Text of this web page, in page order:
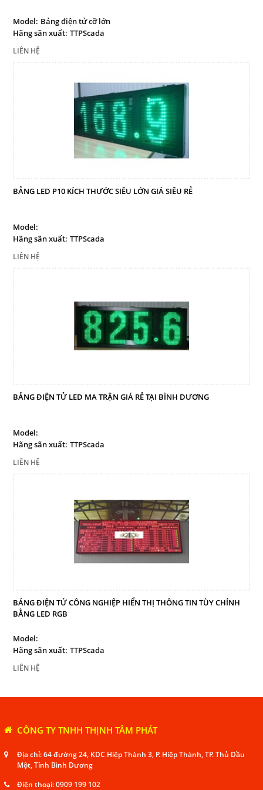
Model: Bảng điện tử cỡ lớn
Hãng sãn xuất: TTPScada
LIÊN HỆ
BẢNG LED P10 KÍCH THƯỚC SIÊU LỚN GIÁ SIÊU RẺ
Model:
Hãng sãn xuất: TTPScada
LIÊN HỆ
BẢNG ĐIỆN TỬ LED MA TRẬN GIÁ RẺ TẠI BÌNH DƯƠNG
Model:
Hãng sãn xuất: TTPScada
LIÊN HỆ
BẢNG ĐIỆN TỬ CÔNG NGHIỆP HIỂN THỊ THÔNG TIN TÙY CHỈNH
BẰNG LED RGB
Model:
Hãng sãn xuất: TTPScada
LIÊN HỆ
CÔNG TY TNHH THỊNH TÂM PHÁT
Địa chỉ: 64 đường 24, KDC Hiệp Thành 3, P. Hiệp Thành, TP. Thủ Dầu
Một, Tỉnh Bình Dương
Điện thoại:0909 199 102
nghiệp
Bảng điện tử công nghiệp
Giải pháp quản lý sản xuất
tinh gọn
Bảng led hiển thị
Thiết bị cảnh báo
Thiết bị điều khiển
Thiết bị đo lường - Cảm biến
Dịch vụ
THEO DÕI
LIÊN HỆ
HotLine
Email